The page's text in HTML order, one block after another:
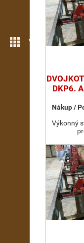
Více možností
DKP6.
Nákup /
Výkonný